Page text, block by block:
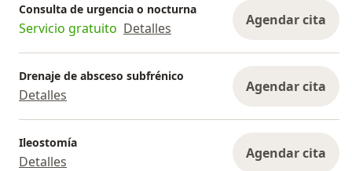
Consulta de urgencia o nocturna
Servicio gratuito Detalles Agendar cita
Drenaje de absceso subfrénico
Detalles Agendar cita
Ileostomía
Detalles Agendar cita